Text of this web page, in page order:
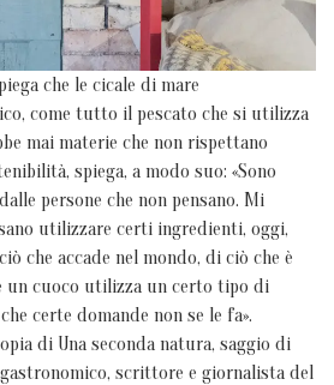
che le cicale di mare
come tutto il pescato che si utilizza
mai materie che non rispettano
spiega, a modo suo: «Sono
persone che non pensano. Mi
utilizzare certi ingredienti, oggi,
che accade nel mondo, di ciò che è
un cuoco utilizza un certo tipo di
certe domande non se le fa».
di Una seconda natura, saggio di
scrittore e giornalista del